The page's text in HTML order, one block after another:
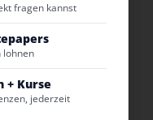
fragen kannst
lohnen
+ Kurse
jederzeit